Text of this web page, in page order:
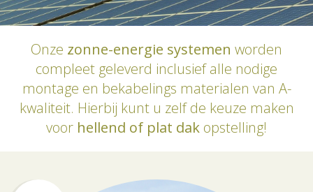
Onze zonne-energie systemen worden
compleet geleverd inclusief alle nodige
montage en bekabelings materialen van A-
kwaliteit. Hierbij kunt u zelf de keuze maken
voor hellend of plat dak opstelling!